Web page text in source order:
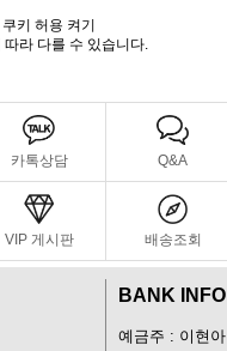
키 허용 켜기
라 다를 수 있습니다.
카톡상담 Q&A
VIP 게시판 배송조회
BANK INFO
예금주 : 이현아